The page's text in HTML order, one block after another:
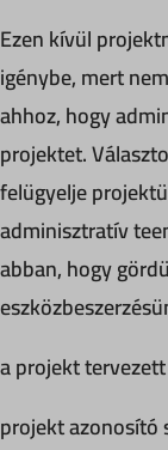
Ezen kívül
igénybe, mert
ahhoz, hogy
projektet.
felügyelje
adminisztratív
abban, hogy
a projekt
projekt